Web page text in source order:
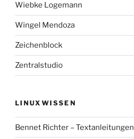
Wiebke Logemann
Wingel Mendoza
Zeichenblock
Zentralstudio
LINUXWISSEN
Bennet Richter – Textanleitungen